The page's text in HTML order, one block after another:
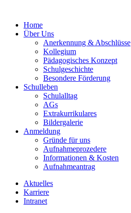
Home
Über Uns
Anerkennung & Abschlüsse
Kollegium
Pädagogisches Konzept
Schulgeschichte
Besondere Förderung
Schulleben
Schulalltag
AGs
Extrakurrikulares
Bildergalerie
Anmeldung
Gründe für uns
Aufnahmeprozedere
Informationen & Kosten
Aufnahmeantrag
Aktuelles
Karriere
Intranet